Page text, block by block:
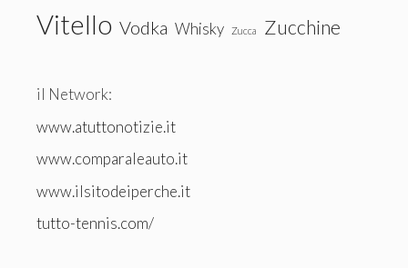
Vitello Vodka Whisky Zucca Zucchine
il Network:
www.atuttonotizie.it
www.comparaleauto.it
www.ilsitodeiperche.it
tutto-tennis.com/